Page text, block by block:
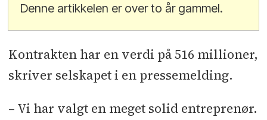
Denne artikkelen er over to år gammel.
Kontrakten har en verdi på 516 millioner,
skriver selskapet i en pressemelding.
– Vi har valgt en meget solid entreprenør.